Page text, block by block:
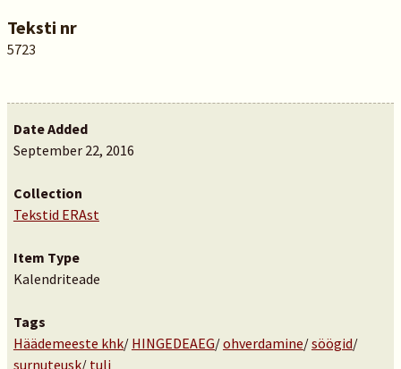
Teksti nr
5723
Date Added
September 22, 2016
Collection
Tekstid ERAst
Item Type
Kalendriteade
Tags
Häädemeeste khk/ HINGEDEAEG/ohverdamine/söögid/
surnuteusk/ tuli